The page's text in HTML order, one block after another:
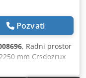
Pozvati
, Radni prostor
mm Crsdozrux
materijala